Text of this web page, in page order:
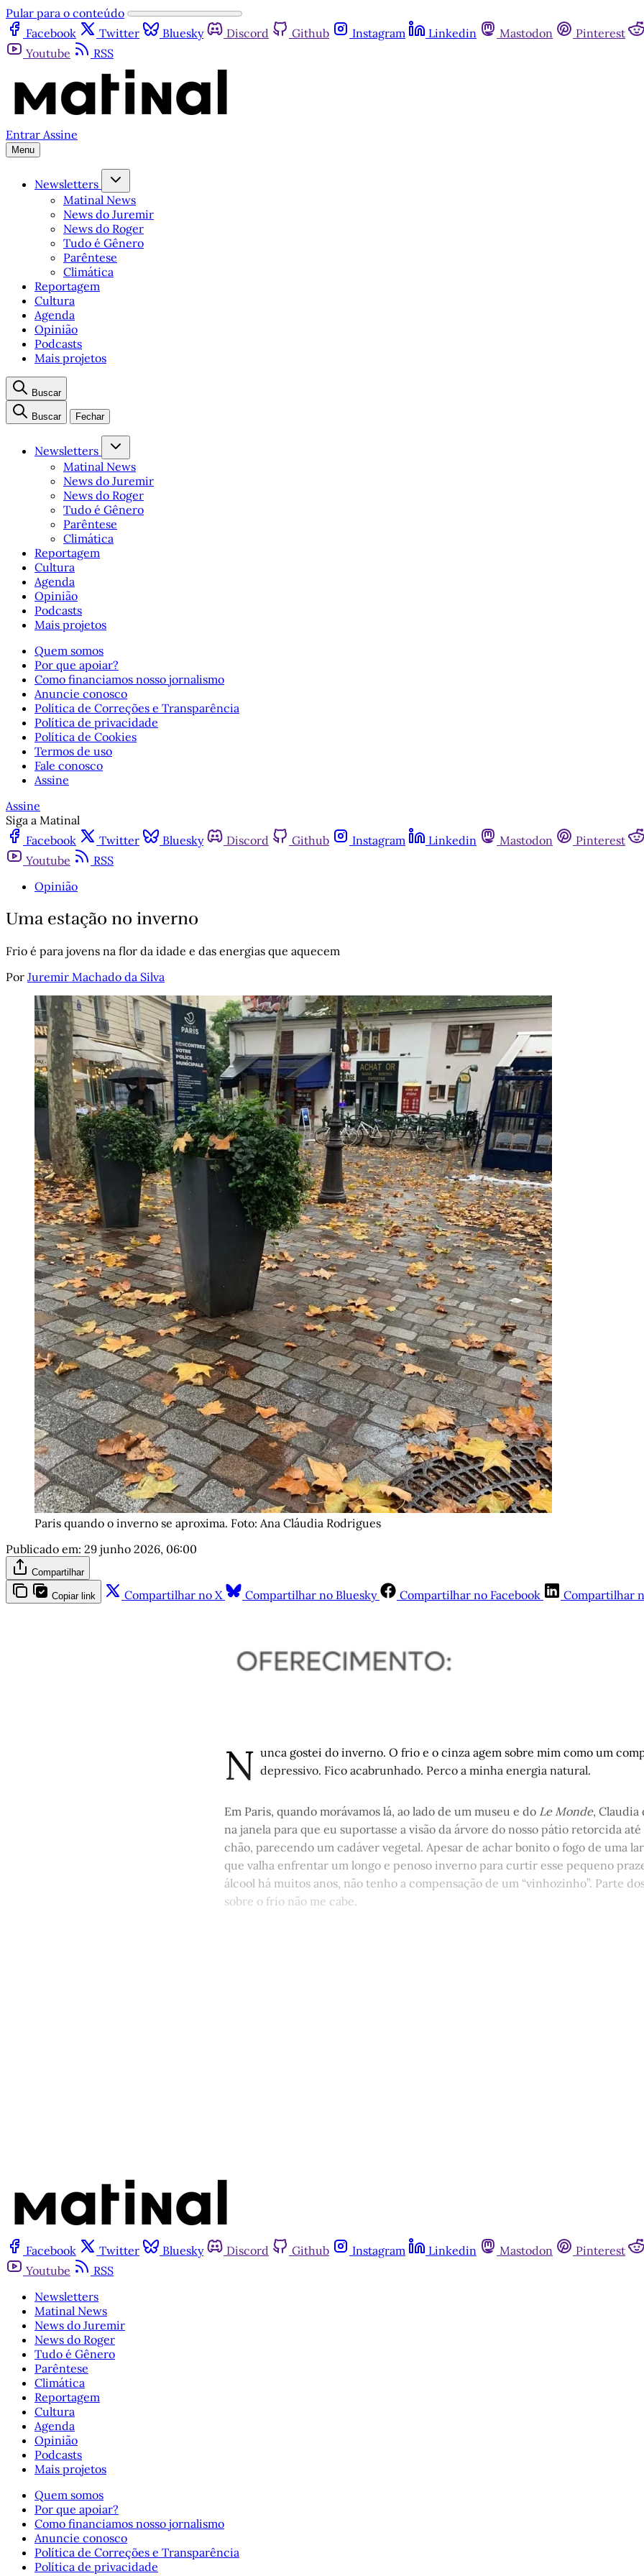
Pular para o conteúdo
Facebook
Twitter Bluesky Discord Github Instagram Linkedin Mastodon Pinterest
Youtube
RSS
Entrar Assine
Menu
Newsletters
Matinal News
News do Juremir
News do Roger
Tudo é Gênero
Parêntese
Climática
Reportagem
Cultura
Agenda
Opinião
Podcasts
Mais projetos
Buscar
Buscar Fechar
Newsletters
Matinal News
News do Juremir
News do Roger
Tudo é Gênero
Parêntese
Climática
Reportagem
Cultura
Agenda
Opinião
Podcasts
Mais projetos
Quem somos
Por que apoiar?
Como financiamos nosso jornalismo
Anuncie conosco
Política de Correções e Transparência
Política de privacidade
Política de Cookies
Termos de uso
Fale conosco
Assine
Assine
Siga a Matinal
Facebook
Twitter Bluesky Discord Github Instagram Linkedin Mastodon Pinterest
Youtube
RSS
Opinião
Uma estação no inverno
Frio é para jovens na flor da idade e das energias que aquecem
Por Juremir Machado da Silva
Paris quando o inverno se aproxima. Foto: Ana Cláudia Rodrigues
Publicado em: 29 junho 2026, 06:00
Compartilhar
Copiar link Compartilhar no X Compartilhar no Bluesky Compartilhar no Facebook Compartilhar
N unca gostei do inverno. O frio e o cinza agem sobre mim como um
depressivo. Fico acabrunhado. Perco a minha energia natural.
Em Paris, quando morávamos lá, ao lado de um museu e do Le Monde, Claudia
na janela para que eu suportasse a visão da árvore do nosso pátio retorcida
chão, parecendo um cadáver vegetal. Apesar de achar bonito o fogo de uma
que valha enfrentar um longo e penoso inverno para curtir esse pequeno
álcool há muitos anos, não tenho a compensação de um “vinhozinho”. Parte
sobre o frio não me cabe.
Facebook Twitter Bluesky Discord Github Instagram Linkedin Mastodon Pinterest
Youtube
RSS
Newsletters
Matinal News
News do Juremir
News do Roger
Tudo é Gênero
Parêntese
Climática
Reportagem
Cultura
Agenda
Opinião
Podcasts
Mais projetos
Quem somos
Por que apoiar?
Como financiamos nosso jornalismo
Anuncie conosco
Política de Correções e Transparência
Política de privacidade